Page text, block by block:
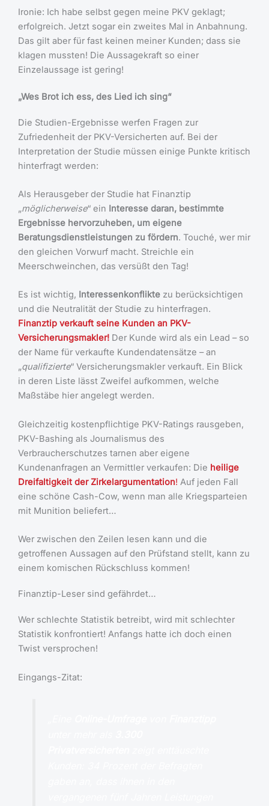
Ironie: Ich habe selbst gegen meine PKV geklagt;
erfolgreich. Jetzt sogar ein zweites Mal in Anbahnung.
Das gilt aber für fast keinen meiner Kunden; dass sie
klagen mussten! Die Aussagekraft so einer
Einzelaussage ist gering!
„Wes Brot ich ess, des Lied ich sing“
Die Studien-Ergebnisse werfen Fragen zur
Zufriedenheit der PKV-Versicherten auf. Bei der
Interpretation der Studie müssen einige Punkte kritisch
hinterfragt werden:
Als Herausgeber der Studie hat Finanztip
„möglicherweise“ ein Interesse daran, bestimmte
Ergebnisse hervorzuheben, um eigene
Beratungsdienstleistungen zu fördern. Touché, wer mir
den gleichen Vorwurf macht. Streichle ein
Meerschweinchen, das versüßt den Tag!
Es ist wichtig, Interessenkonflikte zu berücksichtigen
und die Neutralität der Studie zu hinterfragen.
Finanztip verkauft seine Kunden an PKV-
Versicherungsmakler! Der Kunde wird als ein Lead – so
der Name für verkaufte Kundendatensätze – an
„qualifizierte“ Versicherungsmakler verkauft. Ein Blick
in deren Liste lässt Zweifel aufkommen, welche
Maßstäbe hier angelegt werden.
Gleichzeitig kostenpflichtige PKV-Ratings rausgeben,
PKV-Bashing als Journalismus des
Verbraucherschutzes tarnen aber eigene
Kundenanfragen an Vermittler verkaufen: Die heilige
Dreifaltigkeit der Zirkelargumentation! Auf jeden Fall
eine schöne Cash-Cow, wenn man alle Kriegsparteien
mit Munition beliefert…
Wer zwischen den Zeilen lesen kann und die
getroffenen Aussagen auf den Prüfstand stellt, kann zu
einem komischen Rückschluss kommen!
Finanztip-Leser sind gefährdet…
Wer schlechte Statistik betreibt, wird mit schlechter
Statistik konfrontiert! Anfangs hatte ich doch einen
Twist versprochen!
Eingangs-Zitat: